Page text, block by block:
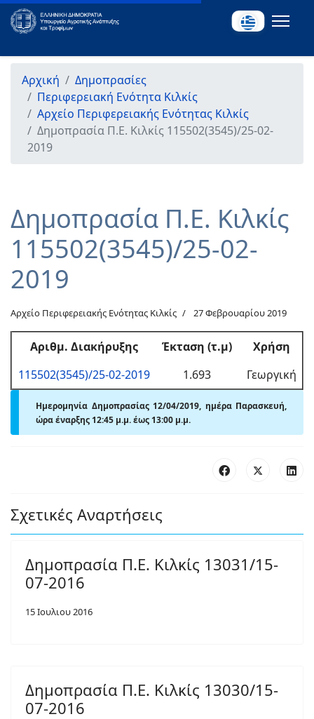
Αρχική
Δημοπρασίες
Περιφερειακή Ενότητα Κιλκίς
Αρχείο Περιφερειακής Ενότητας Κιλκίς
Δημοπρασία Π.Ε. Κιλκίς 115502(3545)/25-02-
2019
Δημοπρασία Π.Ε. Κιλκίς
115502(3545)/25-02-
2019
Αρχείο Περιφερειακής Ενότητας Κιλκίς 27 Φεβρουαρίου 2019
Αριθμ. Διακήρυξης Έκταση (τ.μ)
Χρήση
115502(3545)/25-02-2019
1.693 Γεωργική
Ημερομηνία Δημοπρασίας 12/04/2019, ημέρα Παρασκευή,
ώρα έναρξης 12:45 μ.μ. έως 13:00 μ.μ.
Σχετικές Αναρτήσεις
Δημοπρασία Π.Ε. Κιλκίς 13031/15-
07-2016
15 Ιουλιου 2016
Δημοπρασία Π.Ε. Κιλκίς 13030/15-
07-2016